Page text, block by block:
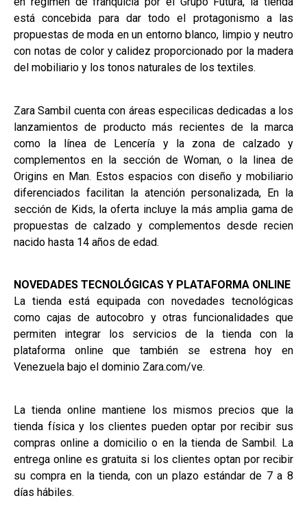
está concebida para dar todo el protagonismo a las
propuestas de moda en un entorno blanco, limpio y neutro
con notas de color y calidez proporcionado por la madera
del mobiliario y los tonos naturales de los textiles.
Zara Sambil cuenta con áreas especilicas dedicadas a los
lanzamientos de producto más recientes de la marca
como la línea de Lencería y la zona de calzado y
complementos en la sección de Woman, o la linea de
Origins en Man. Estos espacios con diseño y mobiliario
diferenciados facilitan la atención personalizada, En la
sección de Kids, la oferta incluye la más amplia gama de
propuestas de calzado y complementos desde recien
nacido hasta 14 años de edad.
NOVEDADES TECNOLÓGICAS Y PLATAFORMA ONLINE
La tienda está equipada con novedades tecnológicas
como cajas de autocobro y otras funcionalidades que
permiten integrar los servicios de la tienda con la
plataforma online que también se estrena hoy en
Venezuela bajo el dominio Zara.com/ve.
La tienda online mantiene los mismos precios que la
tienda física y los clientes pueden optar por recibir sus
compras online a domicilio o en la tienda de Sambil. La
entrega online es gratuita si los clientes optan por recibir
su compra en la tienda, con un plazo estándar de 7 a 8
días hábiles.